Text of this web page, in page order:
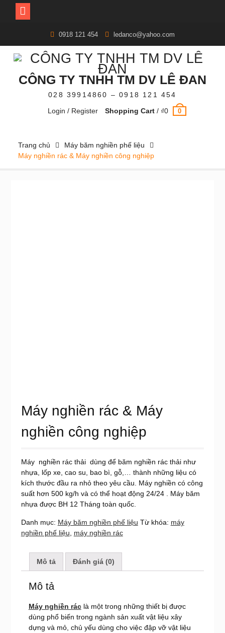
content
0918 121 454 ledanco@yahoo.com
CÔNG TY TNHH TM DV LÊ ĐAN
028 39914860 – 0918 121 454
Login / Register
Shopping Cart / ₫0 0
Trang chủ
Máy băm nghiền phế liệu
Máy nghiền rác & Máy nghiền công nghiệp
Máy nghiền rác & Máy
nghiền công nghiệp
Máy nghiền rác thải dùng để băm nghiền rác thải như
nhựa, lốp xe, cao su, bao bì, gỗ,… thành những liệu có
kích thước đầu ra nhỏ theo yêu cầu. Máy nghiền có công
suất hơn 500 kg/h và có thể hoạt động 24/24 . Máy băm
nhựa được BH 12 Tháng toàn quốc.
Danh mục: Máy băm nghiền phế liệu Từ khóa: máy
nghiền phế liệu, máy nghiền rác
Mô tả Đánh giá (0)
Mô tả
Máy nghiền ráclà một trong những thiết bị được
dùng phổ biến trong ngành sản xuất vật liệu xây
dựng và mỏ, chủ yếu dùng cho việc đập vỡ vật liệu